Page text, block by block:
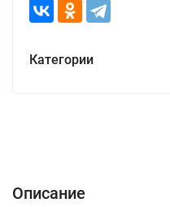
Категории
Описание